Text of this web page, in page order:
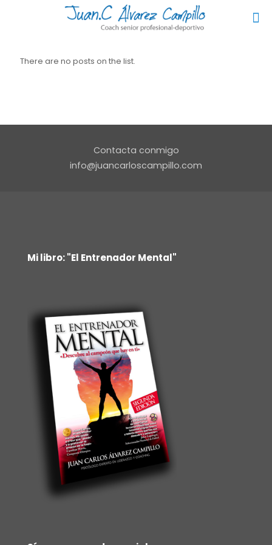
There are no posts on the list.
Contacta conmigo
info@juancarloscampillo.com
Mi libro: "El Entrenador Mental"